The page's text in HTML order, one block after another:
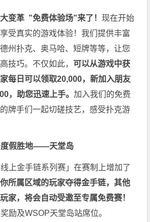
变革 ”免费体验场”来了！现在开始
受真实的游戏体验！我们提供丰富
州扑克、奥马哈、短牌等等，让您
技巧。不仅如此， 可以从游戏中获
每日可以领取20,000，新加入朋友
，助您迅速上手。加入我们的免费
牌手们一起切磋技艺，感受扑克游
度假胜地——天堂岛
上金手链系列赛」在赛制上增加了
所属区域的玩家夺得金手链，其他
家，将会自动受邀至专属免费赛！
励及WSOP天堂岛站席位。